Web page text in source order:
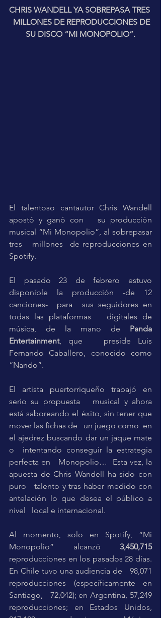
CHRIS WANDELL YA SOBREPASA TRES
  MILLONES DE REPRODUCCIONES DE
SU DISCO “MI MONOPOLIO”.
El talentoso cantautor Chris Wandell
apostó y ganó con   su producción
musical “Mi Monopolio”, al sobrepasar
tres   millones  de reproducciones en
Spotify.
El pasado 23 de febrero estuvo
disponible la producción -de 12
canciones-  para  sus seguidores en
todas las plataformas   digitales de
música, de la mano de Panda
Entertainment, que   preside Luis
Fernando Caballero, conocido como
“Nando”.
El artista puertorriqueño trabajó en
serio su propuesta   musical y ahora
está saboreando el éxito, sin tener que
mover las fichas de   un juego como  en
el ajedrez buscando dar un jaque mate
o  intentando conseguir la estrategia
perfecta en   Monopolio…  Esta vez, la
apuesta de Chris Wandell ha sido con
puro   talento y tras haber medido con
antelación lo que desea el público a
nivel   local e internacional.
Al momento, solo en Spotify, “Mi
Monopolio” alcanzó 3,450,715
reproducciones en los pasados 28 días.
En Chile tuvo una audiencia de   98,071
reproducciones (específicamente en
Santiago,   72,042); en Argentina, 57,249
reproducciones; en Estados Unidos,